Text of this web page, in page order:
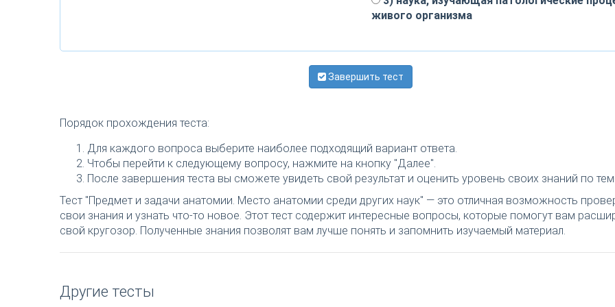
живого организма
Завершить тест
Порядок прохождения теста:
Для каждого вопроса выберите наиболее подходящий вариант ответа.
Чтобы перейти к следующему вопросу, нажмите на кнопку "Далее".
После завершения теста вы сможете увидеть свой результат и оценить уровень своих знаний по
Тест "Предмет и задачи анатомии. Место анатомии среди других наук" — это отличная возможность
свои знания и узнать что-то новое. Этот тест содержит интересные вопросы, которые помогут вам
свой кругозор. Полученные знания позволят вам лучше понять и запомнить изучаемый материал.
Другие тесты